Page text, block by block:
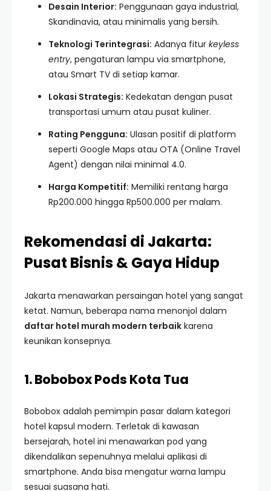
Desain Interior: Penggunaan gaya industrial,
Skandinavia, atau minimalis yang bersih.
Teknologi Terintegrasi: Adanya fitur keyless
entry, pengaturan lampu via smartphone,
atau Smart TV di setiap kamar.
Lokasi Strategis: Kedekatan dengan pusat
transportasi umum atau pusat kuliner.
Rating Pengguna: Ulasan positif di platform
seperti Google Maps atau OTA (Online Travel
Agent) dengan nilai minimal 4.0.
Harga Kompetitif: Memiliki rentang harga
Rp200.000 hingga Rp500.000 per malam.
Rekomendasi di Jakarta:
Pusat Bisnis & Gaya Hidup
Jakarta menawarkan persaingan hotel yang sangat
ketat. Namun, beberapa nama menonjol dalam
daftar hotel murah modern terbaik karena
keunikan konsepnya.
1. Bobobox Pods Kota Tua
Bobobox adalah pemimpin pasar dalam kategori
hotel kapsul modern. Terletak di kawasan
bersejarah, hotel ini menawarkan pod yang
dikendalikan sepenuhnya melalui aplikasi di
smartphone. Anda bisa mengatur warna lampu
sesuai suasana hati.